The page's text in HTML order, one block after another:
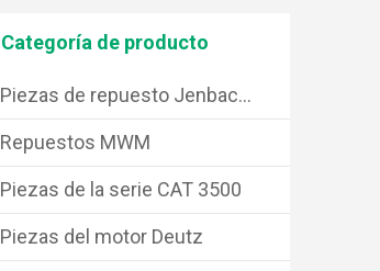
Categoría de producto
Piezas de repuesto Jenbacher
Repuestos MWM
Piezas de la serie CAT 3500
Piezas del motor Deutz